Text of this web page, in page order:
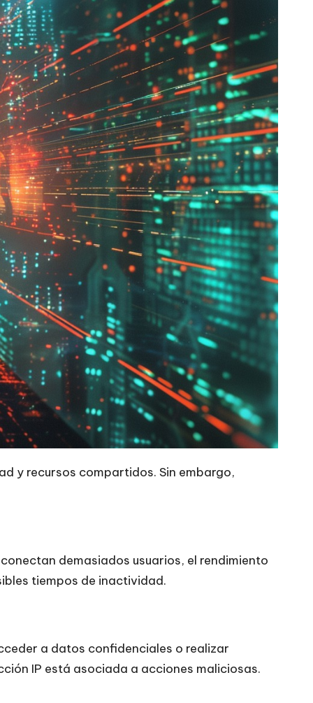
y recursos compartidos. Sin embargo,
demasiados usuarios, el rendimiento
tiempos de inactividad.
a datos confidenciales o realizar
IP está asociada a acciones maliciosas.